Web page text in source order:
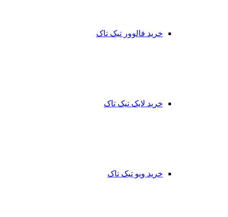
خرید فالوور تیک تاک
خرید لایک تیک تاک
خرید ویو تیک تاک